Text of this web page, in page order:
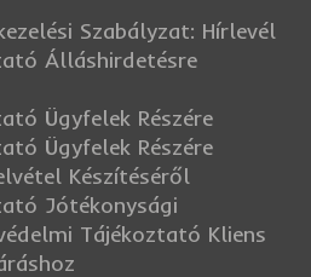
Szabályzat: Hírlevél
Álláshirdetésre
Ügyfelek Részére
Ügyfelek Részére
Készítéséről
Jótékonysági
Tájékoztató Kliens